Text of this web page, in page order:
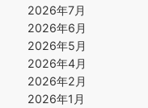
2026年7月
2026年6月
2026年5月
2026年4月
2026年2月
2026年1月